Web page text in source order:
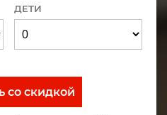
ДЕТИ
со скидкой